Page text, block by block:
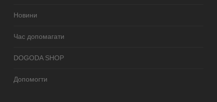
Новини
Час допомагати
DOGODA SHOP
Допомогти